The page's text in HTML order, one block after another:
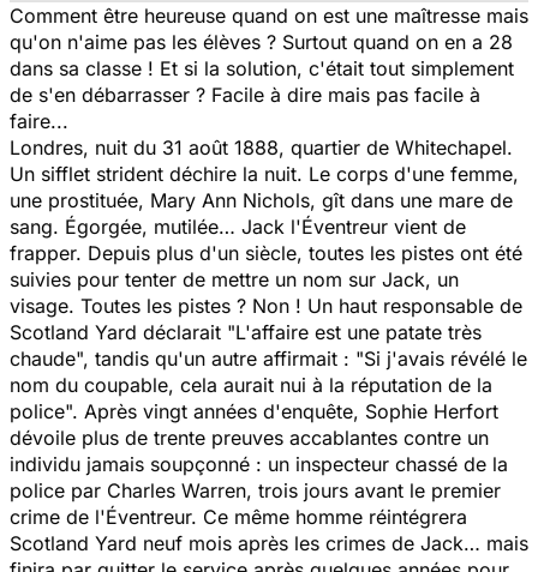
Comment être heureuse quand on est une maîtresse mais
qu'on n'aime pas les élèves ? Surtout quand on en a 28
dans sa classe ! Et si la solution, c'était tout simplement
de s'en débarrasser ? Facile à dire mais pas facile à
faire...
Londres, nuit du 31 août 1888, quartier de Whitechapel.
Un sifflet strident déchire la nuit. Le corps d'une femme,
une prostituée, Mary Ann Nichols, gît dans une mare de
sang. Égorgée, mutilée… Jack l'Éventreur vient de
frapper. Depuis plus d'un siècle, toutes les pistes ont été
suivies pour tenter de mettre un nom sur Jack, un
visage. Toutes les pistes ? Non ! Un haut responsable de
Scotland Yard déclarait "L'affaire est une patate très
chaude", tandis qu'un autre affirmait : "Si j'avais révélé le
nom du coupable, cela aurait nui à la réputation de la
police". Après vingt années d'enquête, Sophie Herfort
dévoile plus de trente preuves accablantes contre un
individu jamais soupçonné : un inspecteur chassé de la
police par Charles Warren, trois jours avant le premier
crime de l'Éventreur. Ce même homme réintégrera
Scotland Yard neuf mois après les crimes de Jack… mais